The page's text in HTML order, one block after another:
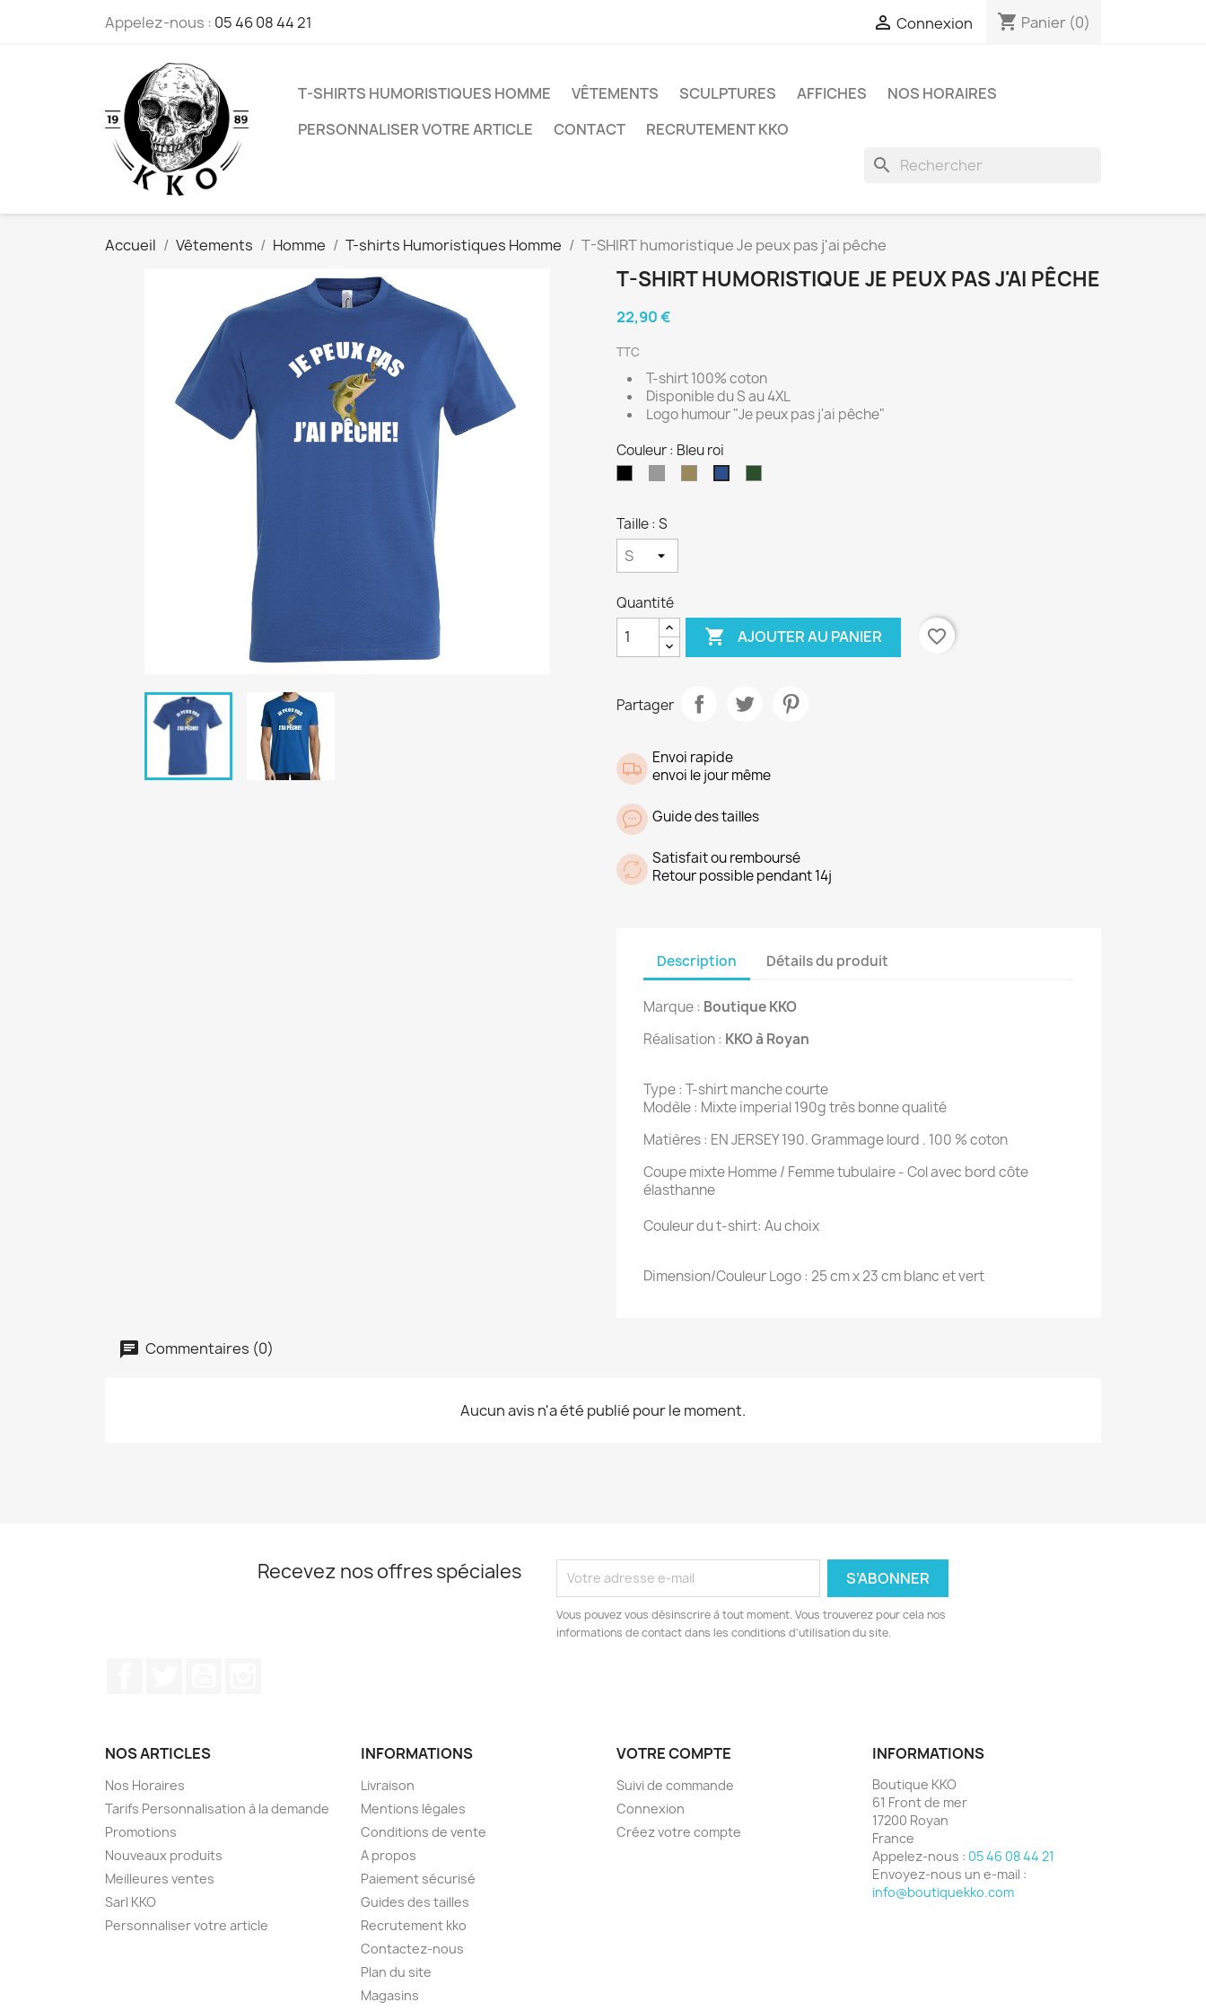
Appelez-nous : 05 46 08 44 21  Connexion shopping_cart Panier (0)
T-SHIRTS HUMORISTIQUES HOMME VÊTEMENTS SCULPTURES AFFICHES
NOS HORAIRES
PERSONNALISER VOTRE ARTICLE
CONTACT RECRUTEMENT KKO
search
Accueil Vêtements Homme T-shirts Humoristiques Homme T-SHIRT humoristique Je peux pas j'ai pêche
T-SHIRT HUMORISTIQUE JE PEUX PAS J'AI PÊCHE
22,90 €
TTC
T-shirt 100% coton
Disponible du S au 4XL
Logo humour "Je peux pas j'ai pêche"
Couleur : Bleu roi
Taille : S
Quantité
 AJOUTER AU PANIER favorite_border
Partager
Envoi rapide
envoi le jour même
Guide des tailles
Satisfait ou remboursé
Retour possible pendant 14j
Description Détails du produit
Marque : Boutique KKO
Réalisation : KKO à Royan
Type : T-shirt manche courte
Modèle : Mixte imperial 190g très bonne qualité
Matières : EN JERSEY 190. Grammage lourd . 100 % coton
Coupe mixte Homme / Femme tubulaire - Col avec bord côte
élasthanne
Couleur du t-shirt: Au choix
Dimension/Couleur Logo : 25 cm x 23 cm blanc et vert
Commentaires (0)
Aucun avis n'a été publié pour le moment.
Recevez nos offres spéciales
Vous pouvez vous désinscrire à tout moment. Vous trouverez pour cela nos
informations de contact dans les conditions d'utilisation du site.
NOS ARTICLES
Nos Horaires
Tarifs Personnalisation à la demande
Promotions
Nouveaux produits
Meilleures ventes
Sarl KKO
Personnaliser votre article
INFORMATIONS
Livraison
Mentions légales
Conditions de vente
A propos
Paiement sécurisé
Guides des tailles
Recrutement kko
Contactez-nous
Plan du site
Magasins
VOTRE COMPTE
Suivi de commande
Connexion
Créez votre compte
INFORMATIONS
Boutique KKO
61 Front de mer
17200 Royan
France
Appelez-nous : 05 46 08 44 21
Envoyez-nous un e-mail :
info@boutiquekko.com